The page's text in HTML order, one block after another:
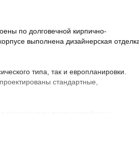
по долговечной кирпично-
выполнена дизайнерская
типа, так и европланировки.
стандартные,
на ней проведено озеленение по
детские и спортивные
спроектирован бульвар и